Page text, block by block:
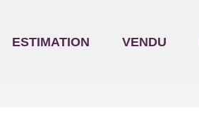
ESTIMATION VENDU